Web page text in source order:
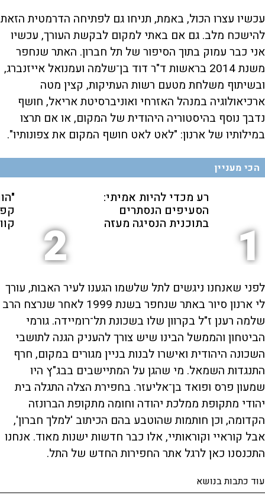
עכשיו עצרו הכול, באמת, תניחו גם לפתיחה הדרמטית הזאת
להישכח מלב. גם אם באתי למקום לבקשת העורך, עכשיו
אני כבר עמוק בתוך הסיפור של תל חברון. האתר שנחפר
משנת 2014 בראשות ד"ר דוד בן־שלמה ועמנואל אייזנברג,
ובשיתוף משלחת מטעם רשות העתיקות, קצין מטה
ארכיאולוגיה במנהל האזרחי ואוניברסיטת אריאל, חושף
נדבך נוסף בהיסטוריה היהודית של המקום, או אם תרצו
במילותיו של ארנון: "לאט לאט חושף המקום את צפונותיו".
הכי מעניין
1
רע מכדי להיות אמיתי:
הסעיפים הנסתרים
בתוכנית הנסיגה מעזה 2
לפני שאנחנו ניגשים לתל שלשמו הגענו לעיר האבות, עורך
לי ארנון סיור באתר שנחפר בשנת 1999 לאחר שנרצח הרב
שלמה רענן ז"ל בקרוון שלו בשכונת תל־רומיידה. גורמי
הביטחון והממשל הבינו שיש צורך להעניק הגנה לתושבי
השכונה היהודית ואישרו לבנות בניין מגורים במקום, חרף
התנגדות השמאל. מי שהגן על המתיישבים בבג"ץ היו
שמעון פרס ופואד בן־אליעזר. בחפירת הצלה התגלה בית
יהודי מתקופת ממלכת יהודה וחומה מתקופת הברונזה
הקדומה, וכן חותמות שהוטבע בהם הכיתוב 'למלך חברון',
אבל קוראיי וקוראותיי, אלו כבר חדשות ישנות מאוד. אנחנו
התכנסנו כאן לרגל אתר החפירות החדש של התל.
עוד כתבות בנושא